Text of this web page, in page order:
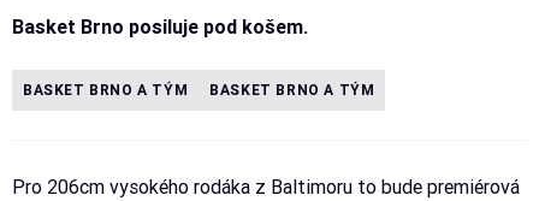
Basket Brno posiluje pod košem.
BASKET BRNO A TÝM BASKET BRNO A TÝM
Pro 206cm vysokého rodáka z Baltimoru to bude premiérová